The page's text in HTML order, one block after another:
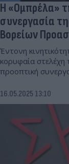
Η «Ομπρέλα»
συνεργασία
Βορείων
Έντονη
κορυφαία στελέχη
προοπτική
16.05.2025 13:10